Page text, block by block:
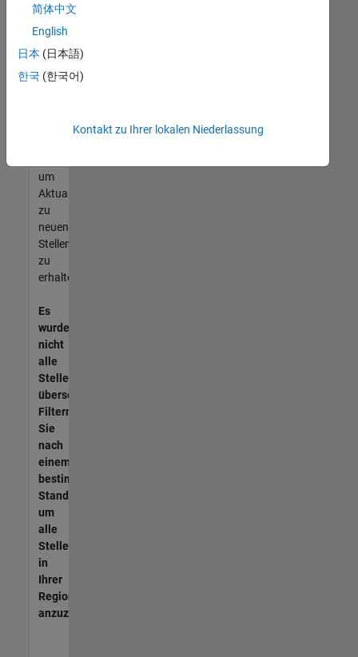
die
Ihren
entsprechen,
werden
unseres
um
Aktualisierungen
zu
neuen
Stellenangeboten
zu
erhalten.
Es
wurden
nicht
alle
Stellen
übersetzt.
Filtern
Sie
nach
einem
bestimmten
Standort,
um
alle
Stellenangebote
in
Ihrer
Region
anzuzeigen.
简体中文
English
日本 (日本語)
한국 (한국어)
Kontakt zu Ihrer lokalen Niederlassung